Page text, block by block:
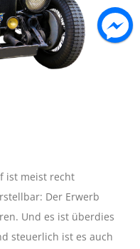
ist meist recht
Der Erwerb
Und es ist überdies
steuerlich ist es auch